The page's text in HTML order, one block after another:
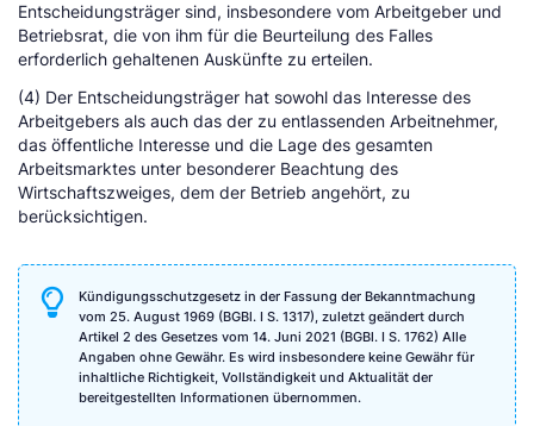
Entscheidungsträger sind, insbesondere vom Arbeitgeber und
Betriebsrat, die von ihm für die Beurteilung des Falles
erforderlich gehaltenen Auskünfte zu erteilen.
(4) Der Entscheidungsträger hat sowohl das Interesse des
Arbeitgebers als auch das der zu entlassenden Arbeitnehmer,
das öffentliche Interesse und die Lage des gesamten
Arbeitsmarktes unter besonderer Beachtung des
Wirtschaftszweiges, dem der Betrieb angehört, zu
berücksichtigen.
Kündigungsschutzgesetz in der Fassung der Bekanntmachung
vom 25. August 1969 (BGBl. I S. 1317), zuletzt geändert durch
Artikel 2 des Gesetzes vom 14. Juni 2021 (BGBl. I S. 1762) Alle
Angaben ohne Gewähr. Es wird insbesondere keine Gewähr für
inhaltliche Richtigkeit, Vollständigkeit und Aktualität der
bereitgestellten Informationen übernommen.